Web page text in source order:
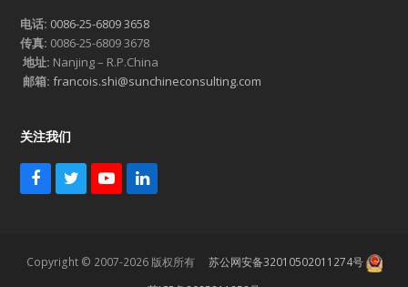
电话: 0086-25-6809 3658
传真: 0086-25-6809 3678
地址: Nanjing – R.P.China
邮箱: francois.shi@sunchineconsulting.com
关注我们
F
o
T
e
Y
b
L
d
Copyright © 2007-2026 版权所有 苏公网安备32010502011274号